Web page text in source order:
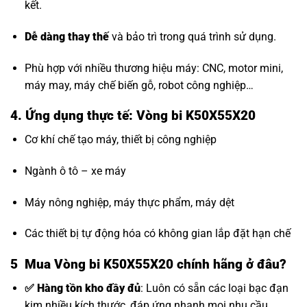
kết.
Dễ dàng thay thếvà bảo trì trong quá trình sử dụng.
Phù hợp với nhiều thương hiệu máy: CNC, motor mini,
máy may, máy chế biến gỗ, robot công nghiệp…
4. Ứng dụng thực tế: Vòng bi K50X55X20
Cơ khí chế tạo máy, thiết bị công nghiệp
Ngành ô tô – xe máy
Máy nông nghiệp, máy thực phẩm, máy dệt
Các thiết bị tự động hóa có không gian lắp đặt hạn chế
5 Mua Vòng bi K50X55X20 chính hãng ở đâu?
✅ Hàng tồn kho đầy đủ: Luôn có sẵn các loại bạc đạn